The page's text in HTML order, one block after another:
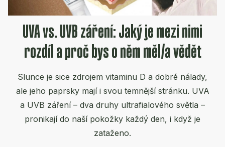
UVA vs. UVB záření: Jaký je mezi nimi
rozdíl a proč bys o něm měl/a vědět
Slunce je sice zdrojem vitaminu D a dobré nálady,
ale jeho paprsky mají i svou temnější stránku. UVA
a UVB záření – dva druhy ultrafialového světla –
pronikají do naší pokožky každý den, i když je
zataženo.